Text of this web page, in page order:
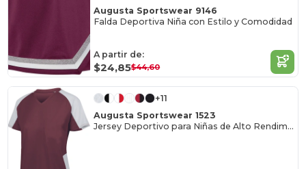
Augusta Sportswear 9146
Falda Deportiva Niña con Estilo y Comodidad
A partir de:
$24,85$44,60
+11
Augusta Sportswear 1523
Jersey Deportivo para Niñas de Alto Rendimiento